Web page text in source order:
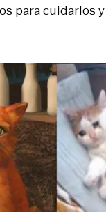
para cuidarlos